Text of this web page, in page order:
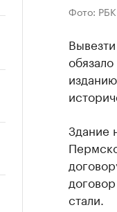
Фото:
Здание
стали.